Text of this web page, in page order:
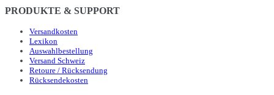
PRODUKTE & SUPPORT
Versandkosten
Lexikon
Auswahlbestellung
Versand Schweiz
Retoure / Rücksendung
Rücksendekosten